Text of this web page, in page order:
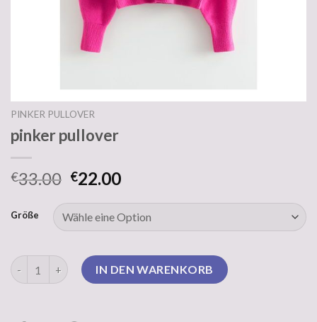
PINKER PULLOVER
pinker pullover
€33.00 €22.00
Größe
pinker pullover MengeIN DEN WARENKORB